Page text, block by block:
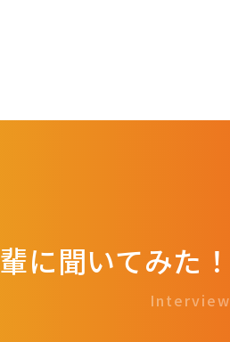
に聞いてみた！
Interview